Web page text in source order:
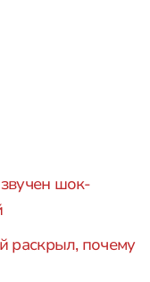
шок-
раскрыл, почему